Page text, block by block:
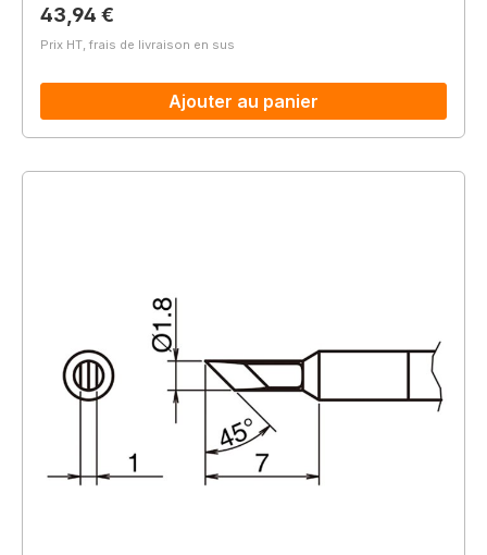
Prix régulier :
43,94 €
Prix HT, frais de livraison en sus
Ajouter au panier